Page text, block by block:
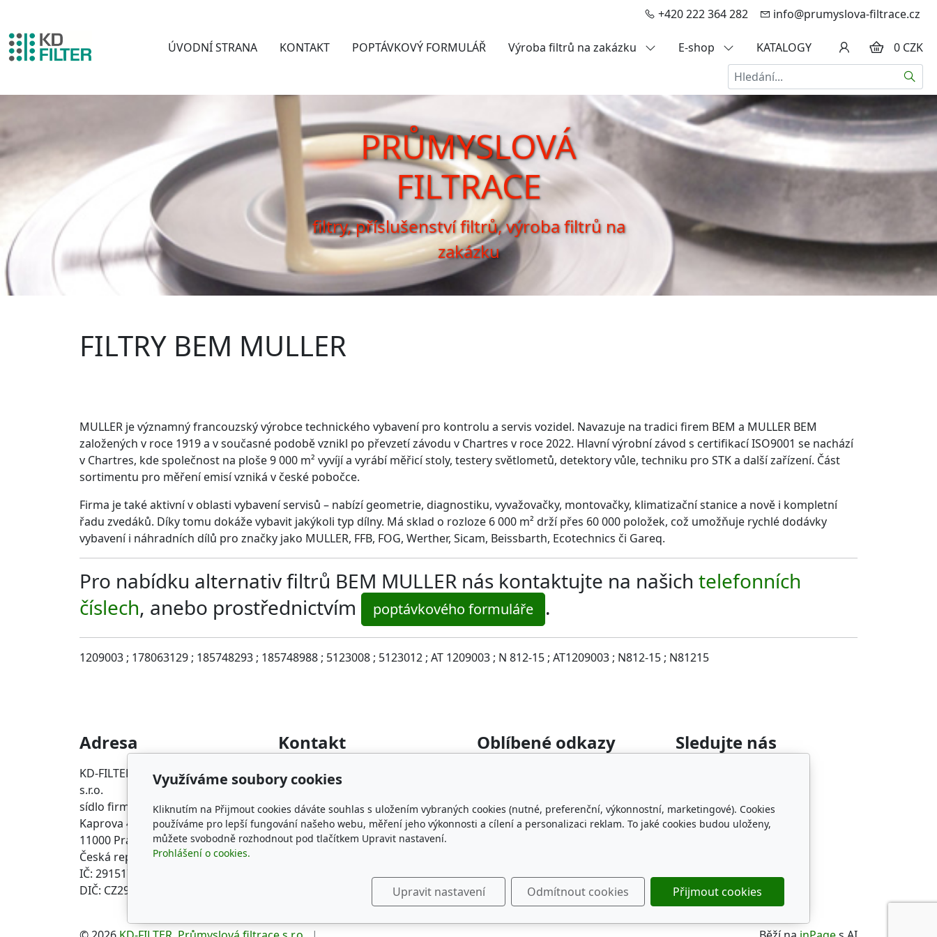
+420 222 364 282 info@prumyslova-filtrace.cz
ÚVODNÍ STRANA KONTAKT POPTÁVKOVÝ FORMULÁŘ Výroba filtrů na zakázku E-shop KATALOGY
0 CZK
Hledat
PRŮMYSLOVÁ
FILTRACE
filtry, příslušenství filtrů, výroba filtrů na
zakázku
FILTRY BEM MULLER
MULLER je významný francouzský výrobce technického vybavení pro kontrolu a servis vozidel. Navazuje na tradici firem BEM a MULLER BEM
založených v roce 1919 a v současné podobě vznikl po převzetí závodu v Chartres v roce 2022. Hlavní výrobní závod s certifikací ISO9001 se nachází
v Chartres, kde společnost na ploše 9 000 m² vyvíjí a vyrábí měřicí stoly, testery světlometů, detektory vůle, techniku pro STK a další zařízení. Část
sortimentu pro měření emisí vzniká v české pobočce.
Firma je také aktivní v oblasti vybavení servisů – nabízí geometrie, diagnostiku, vyvažovačky, montovačky, klimatizační stanice a nově i kompletní
řadu zvedáků. Díky tomu dokáže vybavit jakýkoli typ dílny. Má sklad o rozloze 6 000 m² drží přes 60 000 položek, což umožňuje rychlé dodávky
vybavení i náhradních dílů pro značky jako MULLER, FFB, FOG, Werther, Sicam, Beissbarth, Ecotechnics či Gareq.
Pro nabídku alternativ filtrů BEM MULLER nás kontaktujte na našich telefonních
číslech, anebo prostřednictvím poptávkového formuláře .
1209003 ; 178063129 ; 185748293 ; 185748988 ; 5123008 ; 5123012 ; AT 1209003 ; N 812-15 ; AT1209003 ; N812-15 ; N81215
Adresa
KD-FILTER, Průmyslová filtrace
s.r.o.
sídlo firmy
Kaprova 42/14
11000 Praha 1 Staré Město
Česká republika
IČ: 29151716
DIČ: CZ29151716
Kontakt
info@prumyslova-filtrace.cz
+420 222 364 282
Oblíbené odkazy
FILTR-FILTRY.CZ
FILTER-FILTERS.EU
Sledujte nás
Využíváme soubory cookies
Kliknutím na Přijmout cookies dáváte souhlas s uložením vybraných cookies (nutné, preferenční, výkonnostní, marketingové). Cookies
používáme pro lepší fungování našeho webu, měření jeho výkonnosti a cílení a personalizaci reklam. To jaké cookies budou uloženy,
můžete svobodně rozhodnout pod tlačítkem Upravit nastavení.
Prohlášení o cookies.
Upravit nastavení Odmítnout cookies Přijmout cookies